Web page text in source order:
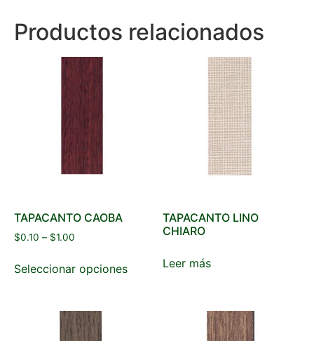
Productos relacionados
TAPACANTO CAOBA
$0.10 – $1.00
Seleccionar opciones
TAPACANTO LINO
CHIARO
Leer más